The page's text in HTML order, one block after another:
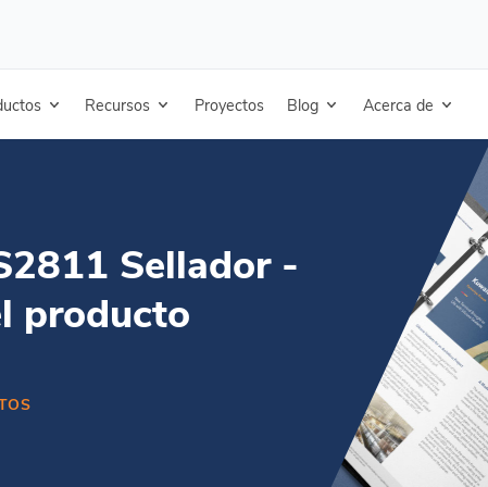
Recursos Proyectos Blog Acerca de
Sellador -
producto